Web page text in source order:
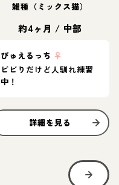
雑種（ミックス猫）
約4ヶ月 / 中部
ぴゅえるっち ♀
ビビりだけど人馴れ練習
中！
詳細を見る